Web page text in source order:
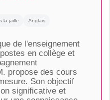
la-jaille Anglais
de l'enseignement
en collège et
propose des cours
Son objectif
significative et